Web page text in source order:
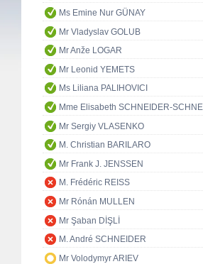
Ms Emine Nur GÜNAY
Mr Vladyslav GOLUB
Mr Anže LOGAR
Mr Leonid YEMETS
Ms Liliana PALIHOVICI
Mme Elisabeth SCHNEIDER-
Mr Sergiy VLASENKO
M. Christian BARILARO
Mr Frank J. JENSSEN
M. Frédéric REISS
Mr Rónán MULLEN
Mr Şaban DİŞLİ
M. André SCHNEIDER
Mr Volodymyr ARIEV